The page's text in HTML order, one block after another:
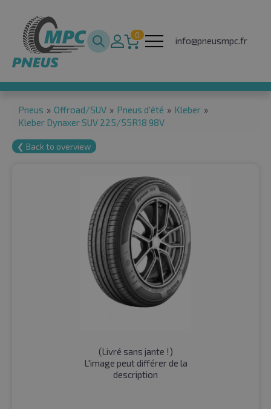
0
info@pneusmpc.fr
Pneus » Offroad/SUV » Pneus d'été » Kleber »
Kleber Dynaxer SUV 225/55R18 98V
❮ Back to overview
(Livré sans jante !)
L'image peut différer de la
description